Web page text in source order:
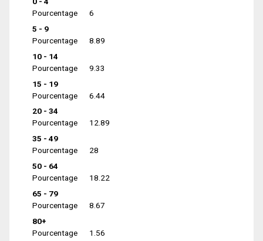
Pourcentage
6
5 - 9
Pourcentage
8.89
10 - 14
Pourcentage
9.33
15 - 19
Pourcentage
6.44
20 - 34
Pourcentage
12.89
35 - 49
Pourcentage
28
50 - 64
Pourcentage
18.22
65 - 79
Pourcentage
8.67
80+
Pourcentage
1.56